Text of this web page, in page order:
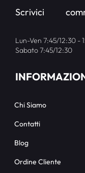
Scrivici
Lun-Ven 7:45/12:30 -
Sabato 7:45/12:30
Chi Siamo
Contatti
Blog
Ordine Cliente